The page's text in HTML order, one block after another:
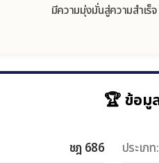
มีความมุ่งมั่นสู่ความสำเร็
🏆 ข้อมู
ชฎ 686
ประเภท: